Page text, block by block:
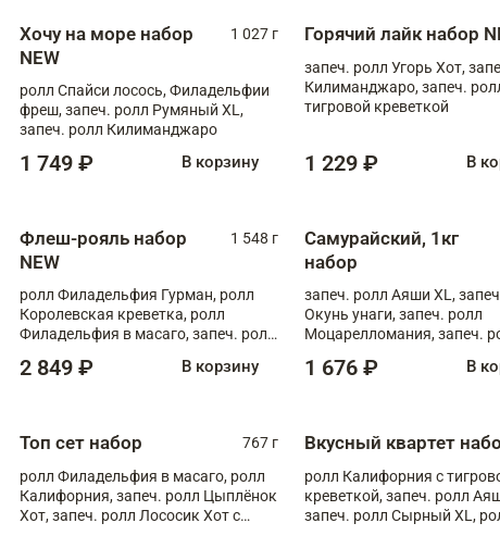
Хочу на море набор
NEW
1 027 г
ролл Спайси лосось, Филадельфии
фреш, запеч. ролл Румяный XL,
запеч. ролл Килиманджаро
1 749 ₽ В корзину
Горячий лайк набор
запеч. ролл Угорь Хот,
Килиманджаро, запеч.
тигровой креветкой
1 229 ₽ В
Флеш-рояль набор
NEW
1 548 г
ролл Филадельфия Гурман, ролл
Королевская креветка, ролл
Филадельфия в масаго, запеч. ролл
Тигровая креветка с моцареллой,
2 849 ₽ В корзину
Самурайский, 1кг
набор
запеч. ролл Аяши XL,
Окунь унаги, запеч. ролл
Моцарелломания, запеч.
1 676 ₽ В
Топ сет набор
767 г
ролл Филадельфия в масаго, ролл
Калифорния, запеч. ролл Цыплёнок
Хот, запеч. ролл Лососик Хот с
Вкусный квартет
ролл Калифорния с
креветкой, запеч. ролл
запеч. ролл Сырный XL,